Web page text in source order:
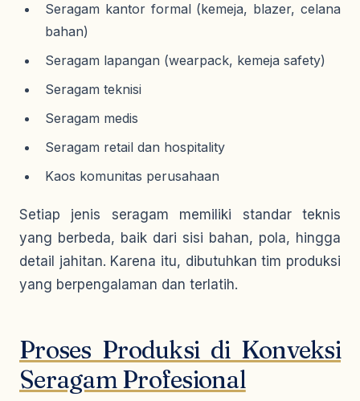
Seragam kantor formal (kemeja, blazer, celana
bahan)
Seragam lapangan (wearpack, kemeja safety)
Seragam teknisi
Seragam medis
Seragam retail dan hospitality
Kaos komunitas perusahaan
Setiap jenis seragam memiliki standar teknis
yang berbeda, baik dari sisi bahan, pola, hingga
detail jahitan. Karena itu, dibutuhkan tim produksi
yang berpengalaman dan terlatih.
Proses Produksi di Konveksi
Seragam Profesional